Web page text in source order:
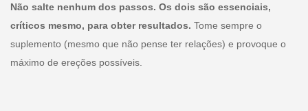
Não salte nenhum dos passos. Os dois são essenciais,
críticos mesmo, para obter resultados. Tome sempre o
suplemento (mesmo que não pense ter relações) e provoque o
máximo de ereções possíveis.